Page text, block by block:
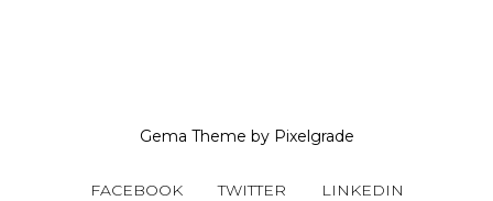
Gema Theme by Pixelgrade
FACEBOOK TWITTER LINKEDIN